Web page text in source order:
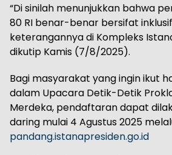
“Di sinilah menunjukkan bahwa
80 RI benar-benar bersifat
keterangannya di Kompleks
dikutip Kamis (7/8/2025).
Bagi masyarakat yang ingin ikut
dalam Upacara Detik-Detik
Merdeka, pendaftaran dapat
daring mulai 4 Agustus 2025
pandang.istanapresiden.go.id